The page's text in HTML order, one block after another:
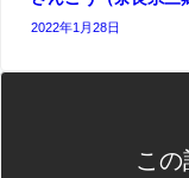
2022年1月28日
こ